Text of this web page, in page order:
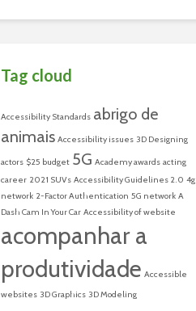
Tag cloud
Accessibility Standards abrigo de
animais Accessibility issues 3D Designing
actors $25 budget 5G Academy awards acting
career 2021 SUVs Accessibility Guidelines 2.0 4g
network 2-Factor Authentication 5G network A
Dash Cam In Your Car Accessibility of website
acompanhar a
produtividade Accessible
websites 3D Graphics 3D Modeling